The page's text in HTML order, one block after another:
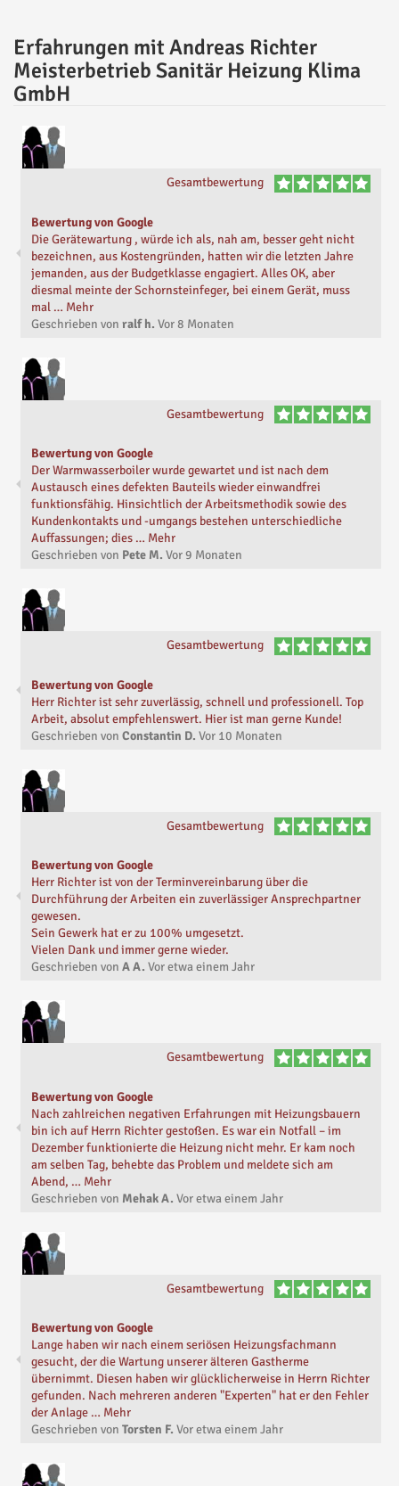
Erfahrungen mit Andreas Richter
Meisterbetrieb Sanitär Heizung Klima
GmbH
Gesamtbewertung
Bewertung von Google
Die Gerätewartung , würde ich als, nah am, besser geht nicht
bezeichnen, aus Kostengründen, hatten wir die letzten Jahre
jemanden, aus der Budgetklasse engagiert. Alles OK, aber
diesmal meinte der Schornsteinfeger, bei einem Gerät, muss
mal … Mehr
Geschrieben von ralf h. Vor8 Monaten
Gesamtbewertung
Bewertung von Google
Der Warmwasserboiler wurde gewartet und ist nach dem
Austausch eines defekten Bauteils wieder einwandfrei
funktionsfähig. Hinsichtlich der Arbeitsmethodik sowie des
Kundenkontakts und -umgangs bestehen unterschiedliche
Auffassungen; dies … Mehr
Geschrieben von Pete M. Vor9 Monaten
Gesamtbewertung
Bewertung von Google
Herr Richter ist sehr zuverlässig, schnell und professionell. Top
Arbeit, absolut empfehlenswert. Hier ist man gerne Kunde!
Geschrieben von Constantin D. Vor 10 Monaten
Gesamtbewertung
Bewertung von Google
Herr Richter ist von der Terminvereinbarung über die
Durchführung der Arbeiten ein zuverlässiger Ansprechpartner
gewesen.
Sein Gewerk hat er zu 100% umgesetzt.
Vielen Dank und immer gerne wieder.
Geschrieben von A A. Voretwa einem Jahr
Gesamtbewertung
Bewertung von Google
Nach zahlreichen negativen Erfahrungen mit Heizungsbauern
bin ich auf Herrn Richter gestoßen. Es war ein Notfall – im
Dezember funktionierte die Heizung nicht mehr. Er kam noch
am selben Tag, behebte das Problem und meldete sich am
Abend, … Mehr
Geschrieben von Mehak A. Voretwa einem Jahr
Gesamtbewertung
Bewertung von Google
Lange haben wir nach einem seriösen Heizungsfachmann
gesucht, der die Wartung unserer älteren Gastherme
übernimmt. Diesen haben wir glücklicherweise in Herrn Richter
gefunden. Nach mehreren anderen "Experten" hat er den Fehler
der Anlage … Mehr
Geschrieben von Torsten F. Voretwa einem Jahr